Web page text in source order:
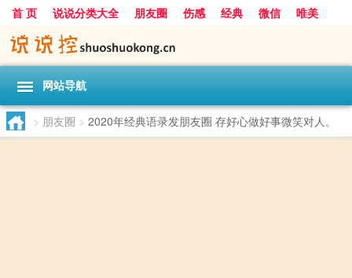
首 页 说说分类大全 朋友圈 伤感 经典 微信
唯美
励志
爱情 搞笑
网站导航
> 朋友圈 > 2020年经典语录发朋友圈 存好心做好事微笑对人。